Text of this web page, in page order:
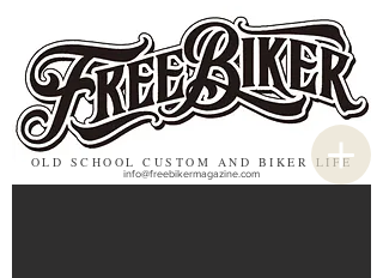
OLD SCHOOL CUSTOM AND BIKER LIFE
info@freebikermagazine.com